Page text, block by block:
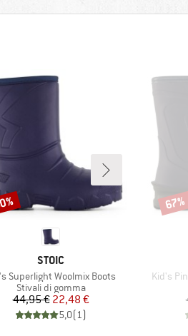
MARCHIO
STOIC
Superlight Woolmix Boots
Gruppo di prodotti
Stivali di gomma
Prezzo
44,95 €Prezzo ridotto
22,48 €
5,0(1)
Articolo
Kid's
67%